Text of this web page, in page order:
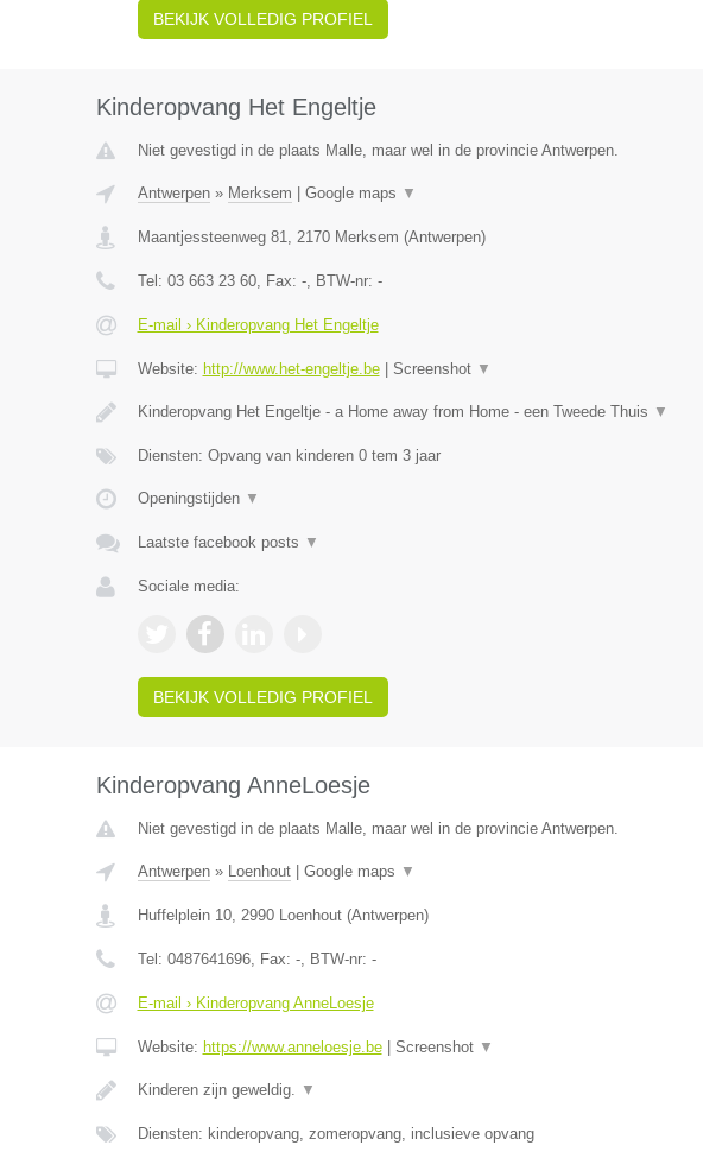
BEKIJK VOLLEDIG PROFIEL
Kinderopvang Het Engeltje
Niet gevestigd in de plaats Malle, maar wel in de provincie Antwerpen.
Antwerpen» Merksem Google maps ▼
Maantjessteenweg 81, 2170 Merksem (Antwerpen)
Tel: 03 663 23 60, Fax: -, BTW-nr: -
E-mail › Kinderopvang Het Engeltje
Website: http://www.het-engeltje.be| Screenshot ▼
Kinderopvang Het Engeltje - a Home away from Home - een Tweede Thuis ▼
Diensten: Opvang van kinderen 0 tem 3 jaar
Openingstijden ▼
Laatste facebook posts ▼
Sociale media:
BEKIJK VOLLEDIG PROFIEL
Kinderopvang AnneLoesje
Niet gevestigd in de plaats Malle, maar wel in de provincie Antwerpen.
Antwerpen» Loenhout| Google maps ▼
Huffelplein 10, 2990 Loenhout(Antwerpen)
Tel: 0487641696, Fax: -, BTW-nr: -
E-mail › Kinderopvang AnneLoesje
Website: https://www.anneloesje.be| Screenshot ▼
Kinderen zijn geweldig. ▼
Diensten: kinderopvang, zomeropvang, inclusieve opvang